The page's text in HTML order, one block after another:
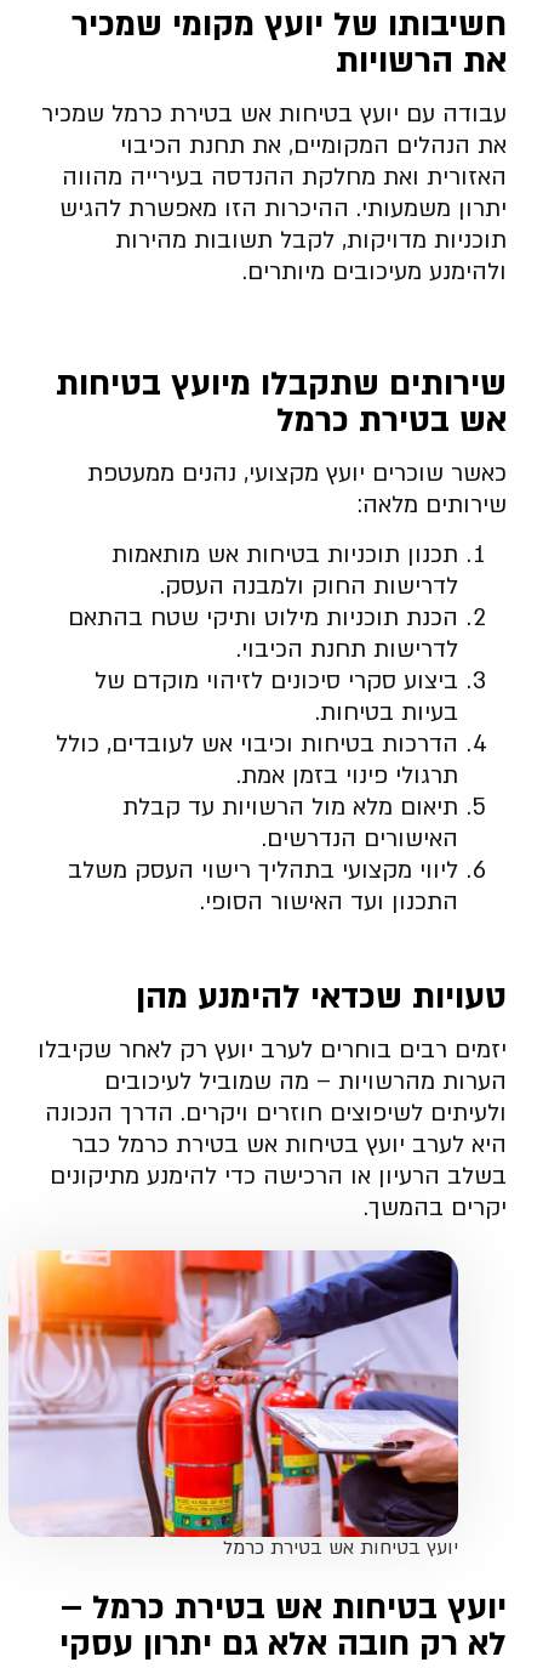
חשיבותו של יועץ מקומי שמכיר
את הרשויות
עבודה עם יועץ בטיחות אש בטירת כרמל שמכיר
את הנהלים המקומיים, את תחנת הכיבוי
האזורית ואת מחלקת ההנדסה בעירייה מהווה
יתרון משמעותי. ההיכרות הזו מאפשרת להגיש
תוכניות מדויקות, לקבל תשובות מהירות
ולהימנע מעיכובים מיותרים.
שירותים שתקבלו מיועץ בטיחות
אש בטירת כרמל
כאשר שוכרים יועץ מקצועי, נהנים ממעטפת
שירותים מלאה:
תכנון תוכניות בטיחות אש מותאמות
לדרישות החוק ולמבנה העסק.
הכנת תוכניות מילוט ותיקי שטח בהתאם
לדרישות תחנת הכיבוי.
ביצוע סקרי סיכונים לזיהוי מוקדם של
בעיות בטיחות.
הדרכות בטיחות וכיבוי אש לעובדים, כולל
תרגולי פינוי בזמן אמת.
תיאום מלא מול הרשויות עד קבלת
האישורים הנדרשים.
ליווי מקצועי בתהליך רישוי העסק משלב
התכנון ועד האישור הסופי.
טעויות שכדאי להימנע מהן
יזמים רבים בוחרים לערב יועץ רק לאחר שקיבלו
הערות מהרשויות – מה שמוביל לעיכובים
ולעיתים לשיפוצים חוזרים ויקרים. הדרך הנכונה
היא לערב יועץ בטיחות אש בטירת כרמל כבר
בשלב הרעיון או הרכישה כדי להימנע מתיקונים
יקרים בהמשך.
יועץ בטיחות אש בטירת כרמל
יועץ בטיחות אש בטירת כרמל –
לא רק חובה אלא גם יתרון עסקי